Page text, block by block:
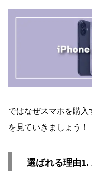
ではなぜスマホを購
を見ていきましょう！
選ばれる理由